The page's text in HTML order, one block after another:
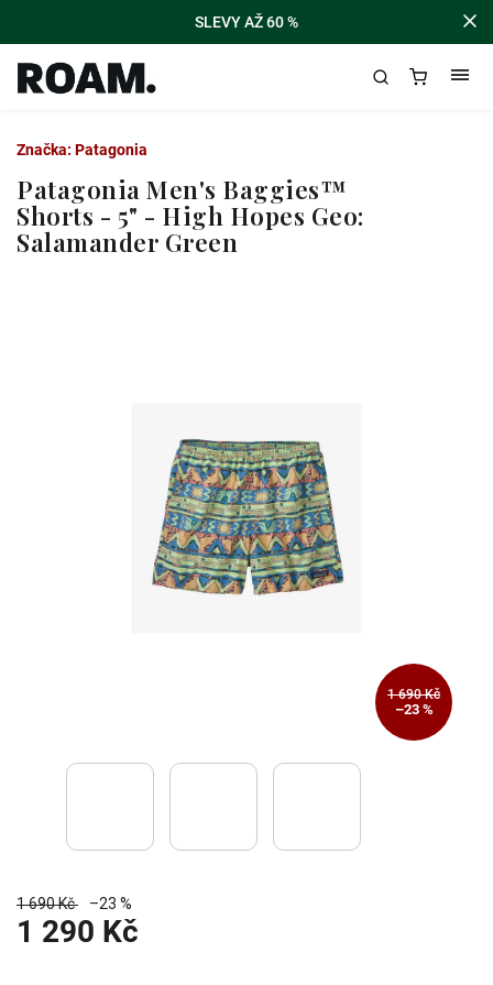
SLEVY AŽ 60 %
Patagonia Men's Baggies™
Shorts - 5" - High Hopes Geo:
Salamander Green
1 690 Kč
–23 %
1 690 Kč –23 %
1 290 Kč
Značka: Patagonia